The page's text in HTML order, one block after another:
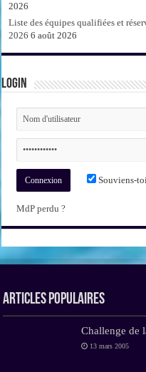
2026
Liste des équipes qualifiées et
2026 6 août 2026
Login
Souviens-
MdP perdu ?
Articles Populaires
Challenge de
13 mars 2005